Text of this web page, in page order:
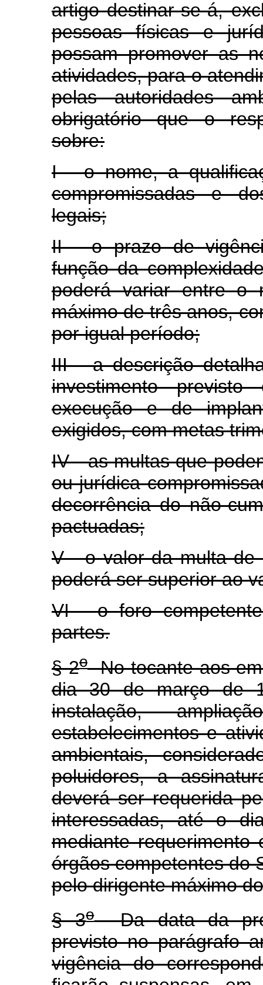
artigo destinar-se-á,
pessoas físicas e
possam promover as
atividades, para o
pelas autoridades
obrigatório que o
sobre:
I - o nome, a
compromissadas e
legais;
II - o prazo de
função da
poderá variar entre o
máximo de três anos,
por igual período;
III - a descrição
investimento
execução e de
exigidos, com metas
IV - as multas que
ou jurídica
decorrência do não-
pactuadas;
V - o valor da multa de
poderá ser superior ao
VI - o foro
partes.
§ 2oNo tocante aos
dia 30 de março de
instalação,
estabelecimentos e
ambientais,
poluidores, a
deverá ser requerida
interessadas, até o
mediante requerimento
órgãos competentes do
pelo dirigente máximo
§ 3oDa data da
previsto no parágrafo
vigência do